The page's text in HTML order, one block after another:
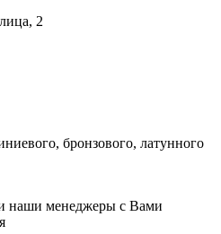
2
бронзового, латунного
наши менеджеры с Вами